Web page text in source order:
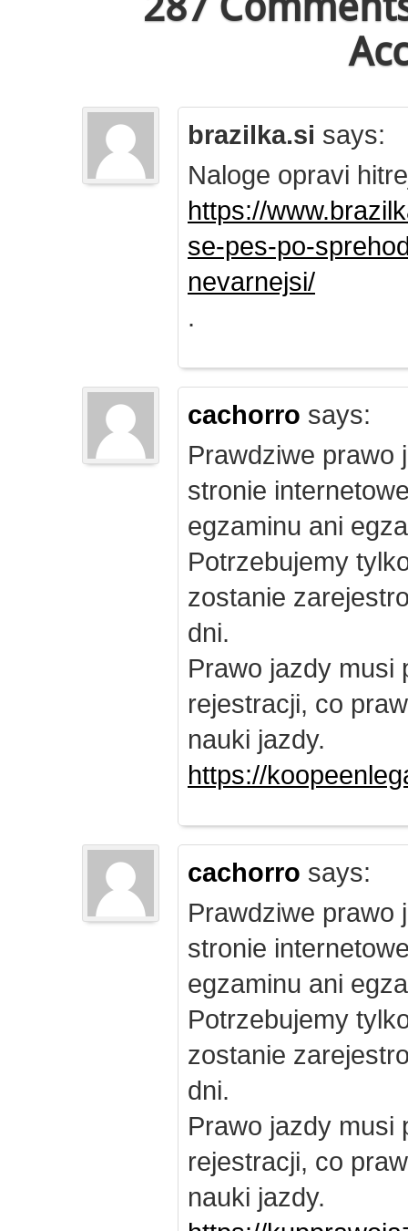
brazilka.si says:
Naloge opravi
https://
se-pes-po-
nevarnejsi/
.
cachorro says:
Prawdziwe prawo
stronie
egzaminu ani
Potrzebujemy
zostanie
dni.
Prawo jazdy musi
rejestracji, co
nauki jazdy.
https://
cachorro says:
Prawdziwe prawo
stronie
egzaminu ani
Potrzebujemy
zostanie
dni.
Prawo jazdy musi
rejestracji, co
nauki jazdy.